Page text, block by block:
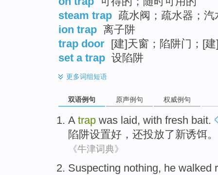
steam trap 疏水阀；疏水器；
ion trap 离子阱
trap door [建]天窗；陷阱门；[
set a trap 设陷阱
更多词组短语
双语例句 原声例句 权威例句
A trap was laid, with fresh bait.
陷阱设置好，还投放了新诱饵。
《牛津词典》
Suspecting nothing, he walked